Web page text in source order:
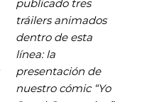
publicado tres
tráilers animados
dentro de esta
línea: la
presentación de
nuestro cómic “Yo